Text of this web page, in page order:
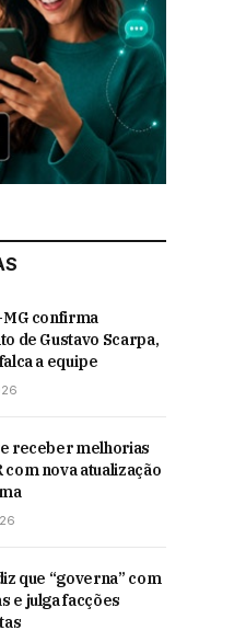
confirma
de Gustavo Scarpa,
a equipe
receber melhorias
com nova atualização
que “governa” com
e julga facções